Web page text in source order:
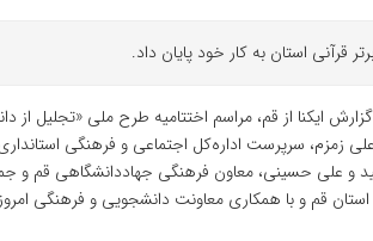
قرآنی استان به کار خود پایان داد.
ایکنا از قم، مراسم اختتامیه طرح ملی «تجلیل از
زمزم، سرپرست اداره‌کل اجتماعی و فرهنگی
و علی حسینی، معاون فرهنگی جهاددانشگاهی قم و